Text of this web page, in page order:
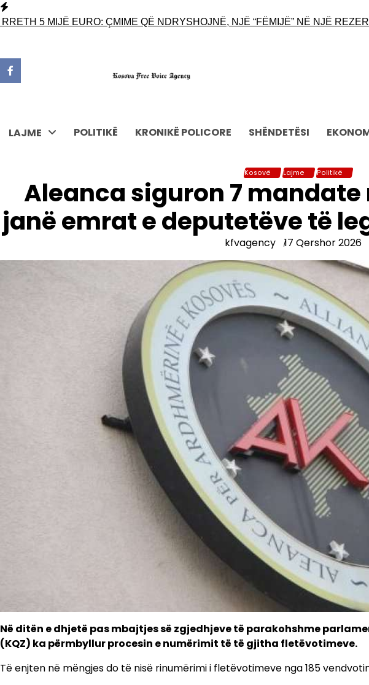
Skip
to
5 MIJË EURO: ÇMIME QË NDRYSHOJNË, NJË “FËMIJË” NË NJË
LAJME POLITIKË KRONIKË POLICORE SHËNDETËSI
Kosovë Lajme Politikë
Aleanca siguron 7 mandate
janë emrat e deputetëve të
kfvagency 17 Qershor 2026
Në ditën e dhjetë pas mbajtjes së zgjedhjeve të parakohshme
(KQZ) ka përmbyllur procesin e numërimit të të gjitha fletëvotimeve.
Të enjten në mëngjes do të nisë rinumërimi i fletëvotimeve nga 185